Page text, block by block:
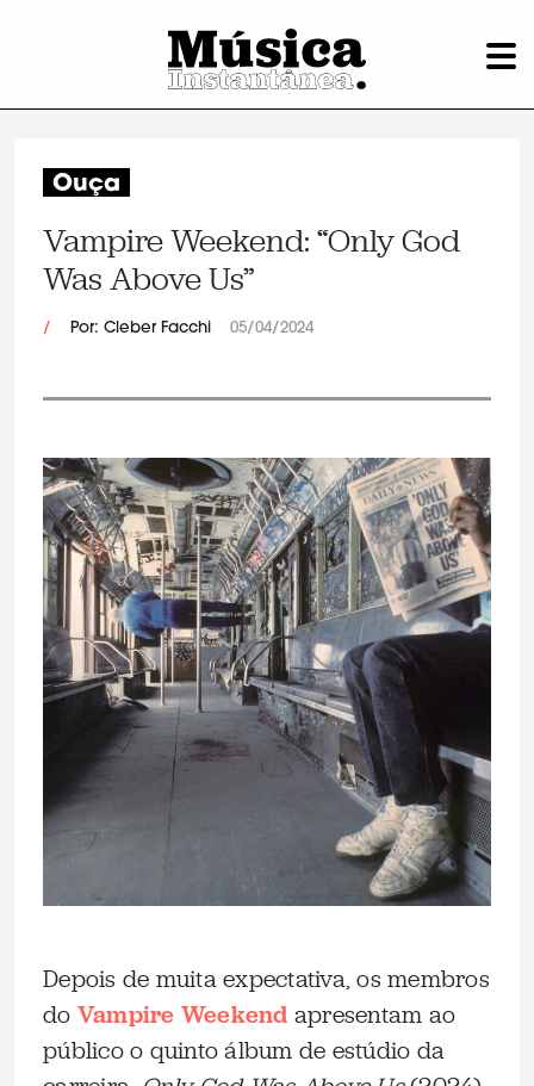
Ouça
Vampire Weekend: “Only God
Was Above Us”
/ Por: Cleber Facchi 05/04/2024
Depois de muita expectativa, os membros
do Vampire Weekend apresentam ao
público o quinto álbum de estúdio da